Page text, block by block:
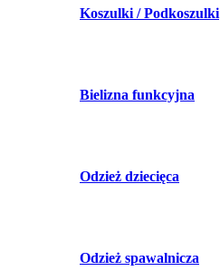
Koszulki / Podkoszulki
Bielizna funkcyjna
Odzież dziecięca
Odzież spawalnicza